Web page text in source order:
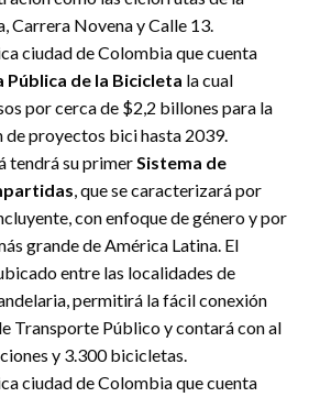
Carrera Novena y Calle 13.
ciudad de Colombia que cuenta
Pública de la Bicicleta la cual
por cerca de $2,2 billones para la
de proyectos bici hasta 2039.
tendrá su primer Sistema de
, que se caracterizará por
con enfoque de género y por
grande de América Latina. El
entre las localidades de
permitirá la fácil conexión
Transporte Público y contará con al
y 3.300 bicicletas.
ciudad de Colombia que cuenta